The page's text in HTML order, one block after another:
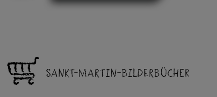
Sankt-Martin-Bilderbücher